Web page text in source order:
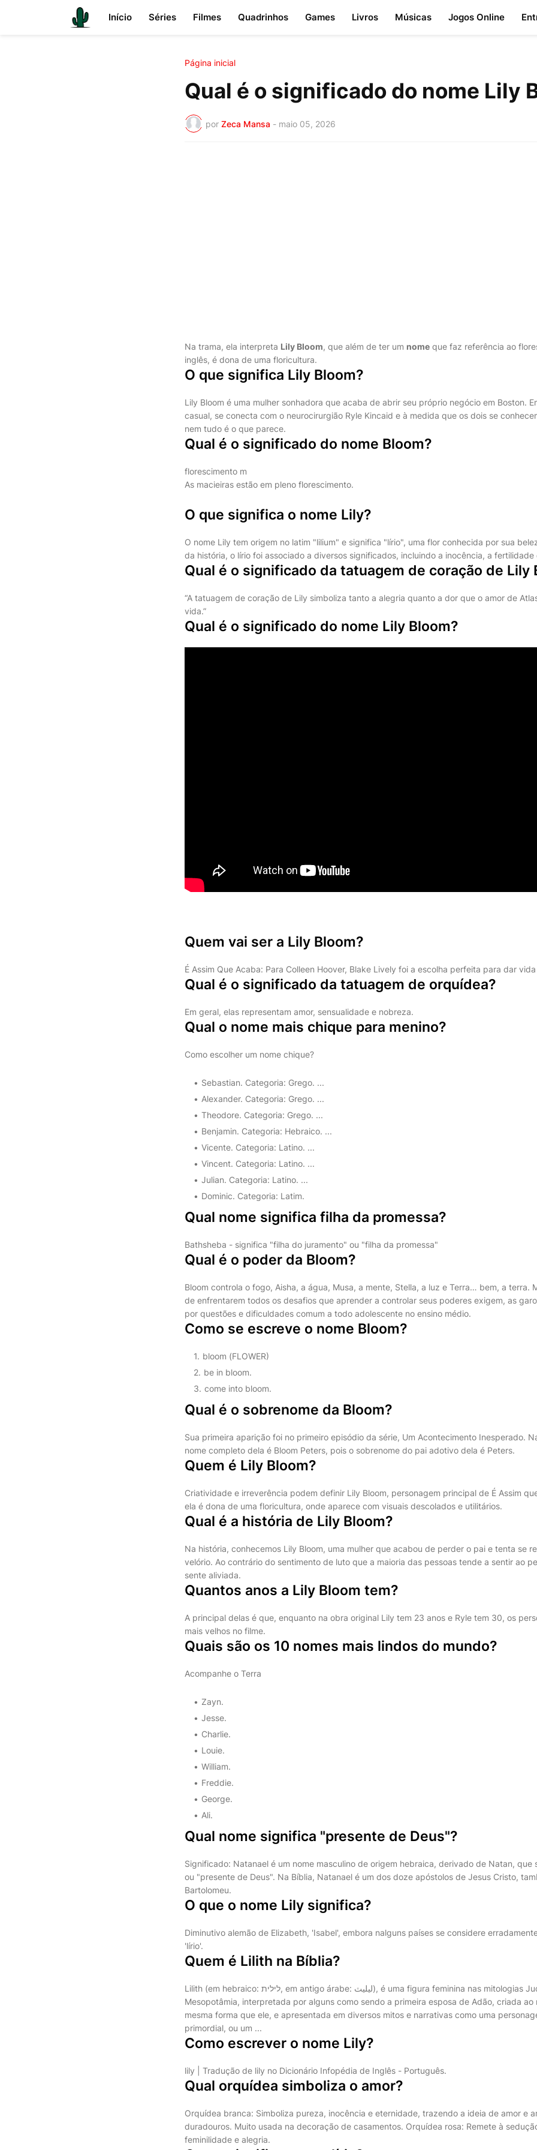
Início Séries Filmes Quadrinhos Games Livros Músicas Jogos Online
Página inicial
Qual é o significado do nome Lily
por Zeca Mansa - maio 05, 2026
Na trama, ela interpreta Lily Bloom, que além de ter um nome que faz referência ao
inglês, é dona de uma floricultura.
O que significa Lily Bloom?
Lily Bloom é uma mulher sonhadora que acaba de abrir seu próprio negócio em Boston.
casual, se conecta com o neurocirurgião Ryle Kincaid e à medida que os dois se
nem tudo é o que parece.
Qual é o significado do nome Bloom?
florescimento m
As macieiras estão em pleno florescimento.
O que significa o nome Lily?
O nome Lily tem origem no latim "lilium" e significa "lírio", uma flor conhecida por sua
da história, o lírio foi associado a diversos significados, incluindo a inocência, a fertilidade
Qual é o significado da tatuagem de coração de Lily
“A tatuagem de coração de Lily simboliza tanto a alegria quanto a dor que o amor de
vida.”
Qual é o significado do nome Lily Bloom?
Quem vai ser a Lily Bloom?
É Assim Que Acaba: Para Colleen Hoover, Blake Lively foi a escolha perfeita para dar
Qual é o significado da tatuagem de orquídea?
Em geral, elas representam amor, sensualidade e nobreza.
Qual o nome mais chique para menino?
Como escolher um nome chique?
Sebastian. Categoria: Grego. ...
Alexander. Categoria: Grego. ...
Theodore. Categoria: Grego. ...
Benjamin. Categoria: Hebraico. ...
Vicente. Categoria: Latino. ...
Vincent. Categoria: Latino. ...
Julian. Categoria: Latino. ...
Dominic. Categoria: Latim.
Qual nome significa filha da promessa?
Bathsheba - significa "filha do juramento" ou "filha da promessa"
Qual é o poder da Bloom?
Bloom controla o fogo, Aisha, a água, Musa, a mente, Stella, a luz e Terra… bem, a terra.
de enfrentarem todos os desafios que aprender a controlar seus poderes exigem, as
por questões e dificuldades comum a todo adolescente no ensino médio.
Como se escreve o nome Bloom?
bloom (FLOWER)
be in bloom.
come into bloom.
Qual é o sobrenome da Bloom?
Sua primeira aparição foi no primeiro episódio da série, Um Acontecimento Inesperado.
nome completo dela é Bloom Peters, pois o sobrenome do pai adotivo dela é Peters.
Quem é Lily Bloom?
Criatividade e irreverência podem definir Lily Bloom, personagem principal de É Assim
ela é dona de uma floricultura, onde aparece com visuais descolados e utilitários.
Qual é a história de Lily Bloom?
Na história, conhecemos Lily Bloom, uma mulher que acabou de perder o pai e tenta se
velório. Ao contrário do sentimento de luto que a maioria das pessoas tende a sentir ao
sente aliviada.
Quantos anos a Lily Bloom tem?
A principal delas é que, enquanto na obra original Lily tem 23 anos e Ryle tem 30, os
mais velhos no filme.
Quais são os 10 nomes mais lindos do mundo?
Acompanhe o Terra
Zayn.
Jesse.
Charlie.
Louie.
William.
Freddie.
George.
Ali.
Qual nome significa "presente de Deus"?
Significado: Natanael é um nome masculino de origem hebraica, derivado de Natan, que
ou "presente de Deus". Na Bíblia, Natanael é um dos doze apóstolos de Jesus Cristo,
Bartolomeu.
O que o nome Lily significa?
Diminutivo alemão de Elizabeth, 'Isabel', embora nalguns países se considere
'lírio'.
Quem é Lilith na Bíblia?
Lilith (em hebraico: לילית, em antigo árabe: ليليث), é uma figura feminina nas mitologias Judaica e da
Mesopotâmia, interpretada por alguns como sendo a primeira esposa de Adão, criada ao
mesma forma que ele, e apresentada em diversos mitos e narrativas como uma
primordial, ou um ...
Como escrever o nome Lily?
lily | Tradução de lily no Dicionário Infopédia de Inglês - Português.
Qual orquídea simboliza o amor?
Orquídea branca: Simboliza pureza, inocência e eternidade, trazendo a ideia de amor e
duradouros. Muito usada na decoração de casamentos. Orquídea rosa: Remete à
feminilidade e alegria.